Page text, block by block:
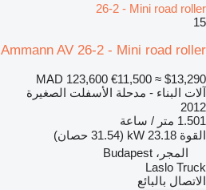
26-2 - Mini road roller
15
Ammann AV 26-2 - Mini road roller
MAD 123,600 €11,500 ≈ $13,290
آلات البناء - مدحلة الأسفلت الصغيرة
2012
1.501 متر / ساعة
القوة 23.18 kW (31.54 حصان)
المجر، Budapest
Laslo Truck
الاتصال بالبائع